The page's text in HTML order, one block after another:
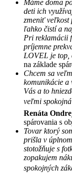
Máme doma
deti ich
zmeniť veľkost
ľahko čistí a
Pri reklamácii
príjemne
LOVEL je top,
na základe
Chcem sa
komunikácie a
Vás a to
veľmi
Renáta
spárovania s
Tovar ktorý
prišla v
stotožňuje s
zopakujem
spokojných